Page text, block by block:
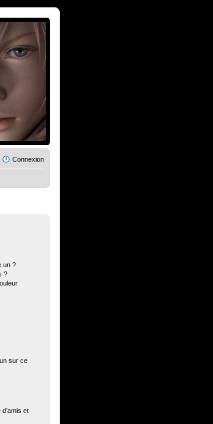
Connexion
un ?
?
sur ce
et